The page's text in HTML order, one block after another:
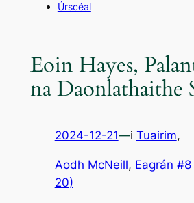
Úrscéal
Eoin Hayes,
na Daonlathaithe
2024-12-21—i Tuairim,
Aodh McNeill, Eagrán
20)